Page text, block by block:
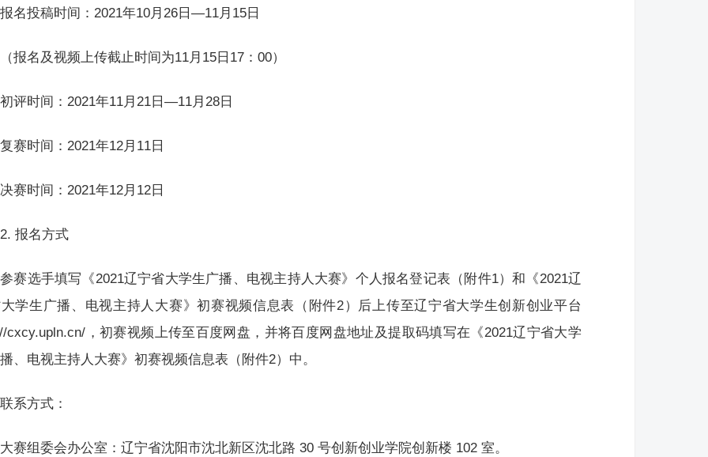
报名投稿时间：2021年10月26日—11月15日
（报名及视频上传截止时间为11月15日17：00）
初评时间：2021年11月21日—11月28日
复赛时间：2021年12月11日
决赛时间：2021年12月12日
2. 报名方式
参赛选手填写《2021辽宁省大学生广播、电视主持人大赛》个人报名登记表（附件1）和《2021辽
学生广播、电视主持人大赛》初赛视频信息表（附件2）后上传至辽宁省大学生创新创业平台
cxcy.upln.cn/，初赛视频上传至百度网盘，并将百度网盘地址及提取码填写在《2021辽宁省大学
、电视主持人大赛》初赛视频信息表（附件2）中。
联系方式：
大赛组委会办公室：辽宁省沈阳市沈北新区沈北路 30 号创新创业学院创新楼 102 室。